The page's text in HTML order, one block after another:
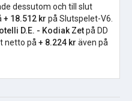
dessutom och till slut
+ 18.512 kr på Slutspelet-V6.
D.E. - Kodiak Zetpå DD
netto på + 8.224 kr även på